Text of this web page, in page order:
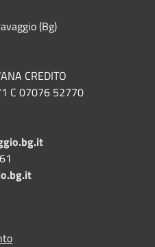
(Bg)
CREDITO
C 07076 52770